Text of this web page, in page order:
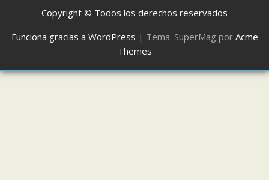
Copyright © Todos los derechos reservados
Funciona gracias a WordPress | Tema: SuperMag por Acme
Themes